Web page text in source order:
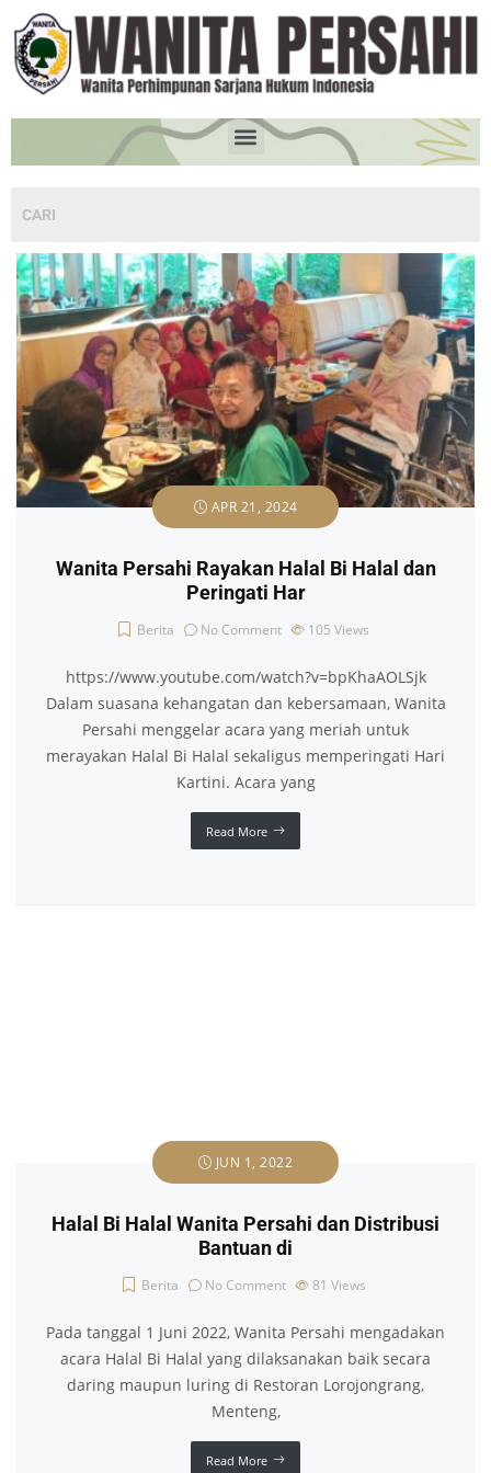
APR 21, 2024
Wanita Persahi Rayakan Halal Bi Halal dan
Peringati Har
Berita No Comment 105 Views
https://www.youtube.com/watch?v=bpKhaAOLSjk
Dalam suasana kehangatan dan kebersamaan, Wanita
Persahi menggelar acara yang meriah untuk
merayakan Halal Bi Halal sekaligus memperingati Hari
Kartini. Acara yang
Read More
JUN 1, 2022
Halal Bi Halal Wanita Persahi dan Distribusi
Bantuan di
Berita No Comment 81 Views
Pada tanggal 1 Juni 2022, Wanita Persahi mengadakan
acara Halal Bi Halal yang dilaksanakan baik secara
daring maupun luring di Restoran Lorojongrang,
Menteng,
Read More